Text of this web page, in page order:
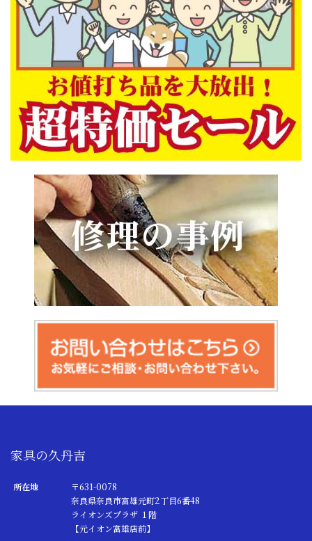
家具の久丹吉
所在地
〒631-0078
奈良県奈良市富雄元町2丁目6番48
ライオンズプラザ １階
【元イオン富雄店前】